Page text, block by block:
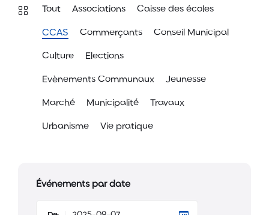
Tout Associations Caisse des écoles
CCAS Commerçants Conseil Municipal
Culture Elections
Evènements Communaux Jeunesse
Marché Municipalité Travaux
Urbanisme Vie pratique
Événements par date